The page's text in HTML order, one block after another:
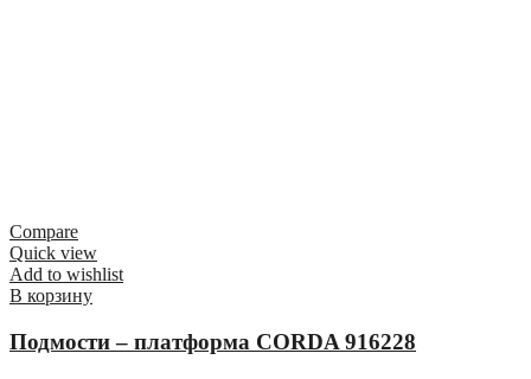
Compare
Quick view
Add to wishlist
В корзину
Подмости – платформа CORDA 916228